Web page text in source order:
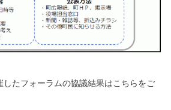
したフォーラムの協議結果はこちらをご